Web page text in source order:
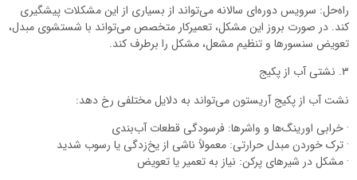
راه‌حل: سرویس دوره‌ای سالانه می‌تواند از بسیاری از این مشکلات پیشگیری
کند. در صورت بروز این مشکل، تعمیرکار متخصص می‌تواند با شستشوی مبدل،
تعویض سنسورها و تنظیم مشعل، مشکل را برطرف کند.
۳. نشتی آب از پکیج
نشت آب از پکیج آریستون می‌تواند به دلایل مختلفی رخ دهد:
· خرابی اورینگ‌ها و واشرها: فرسودگی قطعات آب‌بندی
· ترک خوردن مبدل حرارتی: معمولاً ناشی از یخ‌زدگی یا رسوب شدید
· مشکل در شیرهای پرکن: نیاز به تعمیر یا تعویض